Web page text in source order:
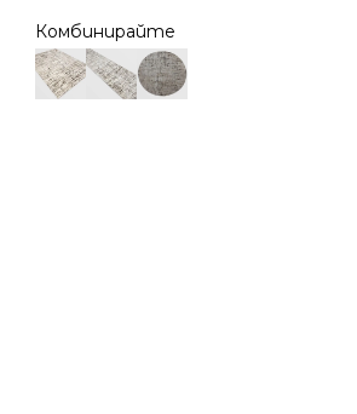
Комбинирайте